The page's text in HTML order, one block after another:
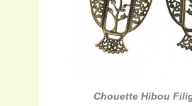
Chouette Hibou